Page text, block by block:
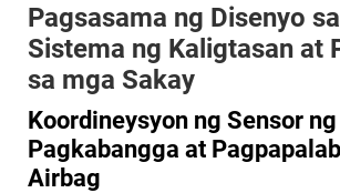
Pagsasama ng Disenyo
Sistema ng Kaligtasan at
sa mga Sakay
Koordineysyon ng Sensor ng
Pagkabangga at
Airbag